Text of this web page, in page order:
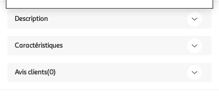
Description
Caractéristiques
Avis clients(0)